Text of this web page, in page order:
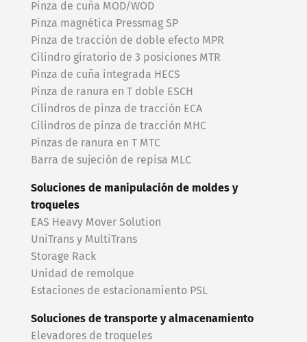
Pinza de cuña MOD/WOD
Pinza magnética Pressmag SP
Pinza de tracción de doble efecto MPR
Cilindro giratorio de 3 posiciones MTR
Pinza de cuña integrada HECS
Pinza de ranura en T doble ESCH
Cilindros de pinza de tracción ECA
Cilindros de pinza de tracción MHC
Pinzas de ranura en T MTC
Barra de sujeción de repisa MLC
Soluciones de manipulación de moldes y
troqueles
EAS Heavy Mover Solution
UniTrans y MultiTrans
Storage Rack
Unidad de remolque
Estaciones de estacionamiento PSL
Soluciones de transporte y almacenamiento
Elevadores de troqueles